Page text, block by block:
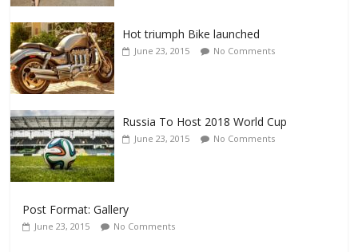
Hot triumph Bike launched
June 23, 2015 No Comments
Russia To Host 2018 World Cup
June 23, 2015 No Comments
Post Format: Gallery
June 23, 2015 No Comments